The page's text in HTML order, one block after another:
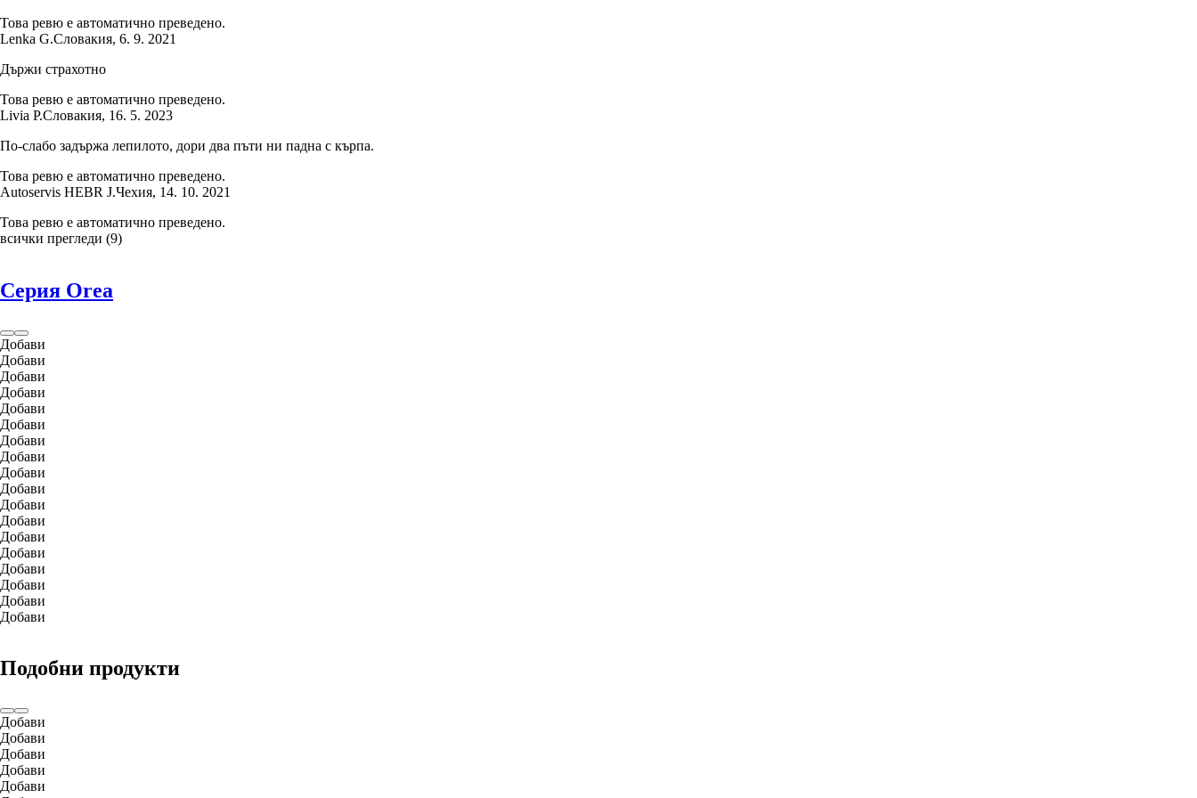
Това ревю е автоматично преведено.
Lenka G.Словакия, 6. 9. 2021
Държи страхотно
Това ревю е автоматично преведено.
Livia P.Словакия, 16. 5. 2023
По-слабо задържа лепилото, дори два пъти ни падна с кърпа.
Това ревю е автоматично преведено.
Autoservis HEBR J.Чехия, 14. 10. 2021
Това ревю е автоматично преведено.
всички прегледи (9)
Серия Orea
Добави
Добави
Добави
Добави
Добави
Добави
Добави
Добави
Добави
Добави
Добави
Добави
Добави
Добави
Добави
Добави
Добави
Добави
Подобни продукти
Добави
Добави
Добави
Добави
Добави